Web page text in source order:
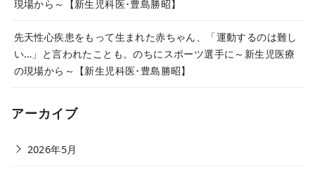
現場から～【新生児科医･豊島勝昭】
先天性心疾患をもって生まれた赤ちゃん、「運動するのは難し
い…」と言われたことも。のちにスポーツ選手に～新生児医療
の現場から～【新生児科医･豊島勝昭】
アーカイブ
2026年5月